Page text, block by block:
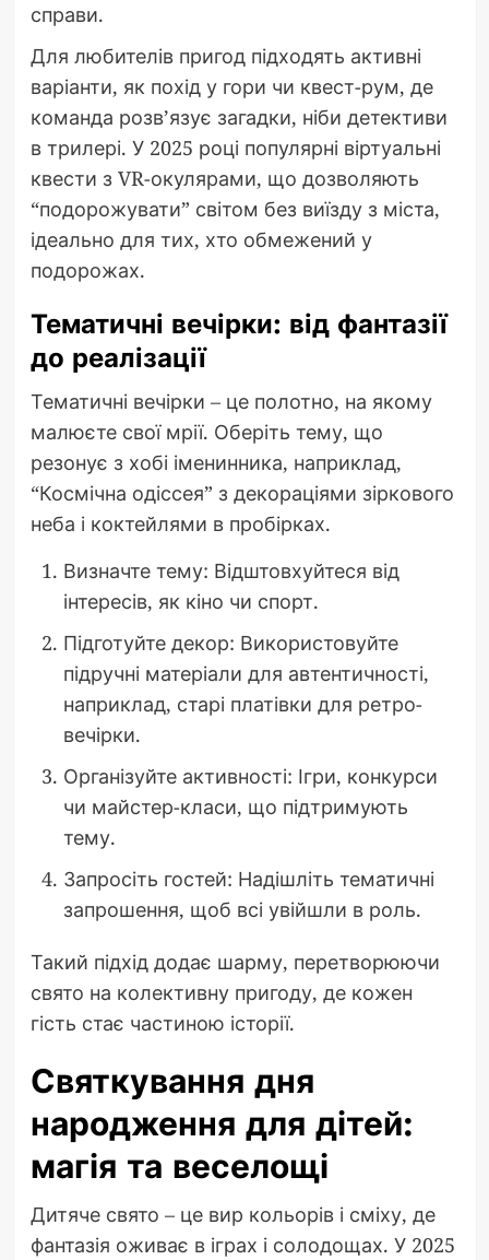
справи.
Для любителів пригод підходять активні
варіанти, як похід у гори чи квест-рум, де
команда розв’язує загадки, ніби детективи
в трилері. У 2025 році популярні віртуальні
квести з VR-окулярами, що дозволяють
“подорожувати” світом без виїзду з міста,
ідеально для тих, хто обмежений у
подорожах.
Тематичні вечірки: від фантазії
до реалізації
Тематичні вечірки – це полотно, на якому
малюєте свої мрії. Оберіть тему, що
резонує з хобі іменинника, наприклад,
“Космічна одіссея” з декораціями зіркового
неба і коктейлями в пробірках.
Визначте тему: Відштовхуйтеся від
інтересів, як кіно чи спорт.
Підготуйте декор: Використовуйте
підручні матеріали для автентичності,
наприклад, старі платівки для ретро-
вечірки.
Організуйте активності: Ігри, конкурси
чи майстер-класи, що підтримують
тему.
Запросіть гостей: Надішліть тематичні
запрошення, щоб всі увійшли в роль.
Такий підхід додає шарму, перетворюючи
свято на колективну пригоду, де кожен
гість стає частиною історії.
Святкування дня
народження для дітей:
магія та веселощі
Дитяче свято – це вир кольорів і сміху, де
фантазія оживає в іграх і солодощах. У 2025